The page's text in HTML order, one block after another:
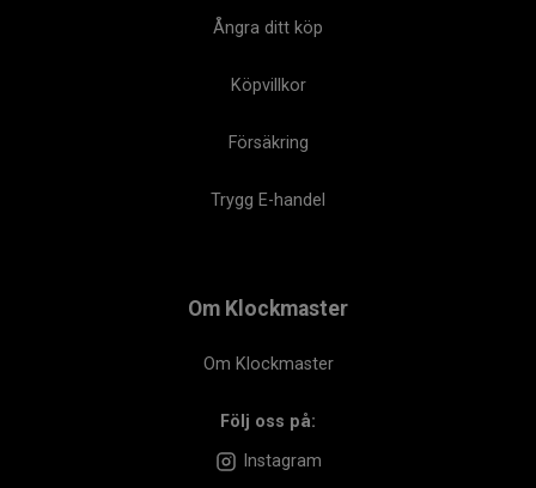
Ångra ditt köp
Köpvillkor
Försäkring
Trygg E-handel
Om Klockmaster
Om Klockmaster
Följ oss på:
Instagram